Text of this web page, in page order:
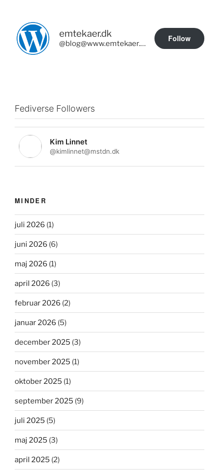
emtekaer.dk
@blog@www.emtekaer.dk
Follow
Fediverse Followers
Kim Linnet
@kimlinnet@mstdn.dk
MINDER
juli 2026 (1)
juni 2026 (6)
maj 2026 (1)
april 2026 (3)
februar 2026 (2)
januar 2026 (5)
december 2025 (3)
november 2025 (1)
oktober 2025 (1)
september 2025 (9)
juli 2025 (5)
maj 2025 (3)
april 2025 (2)